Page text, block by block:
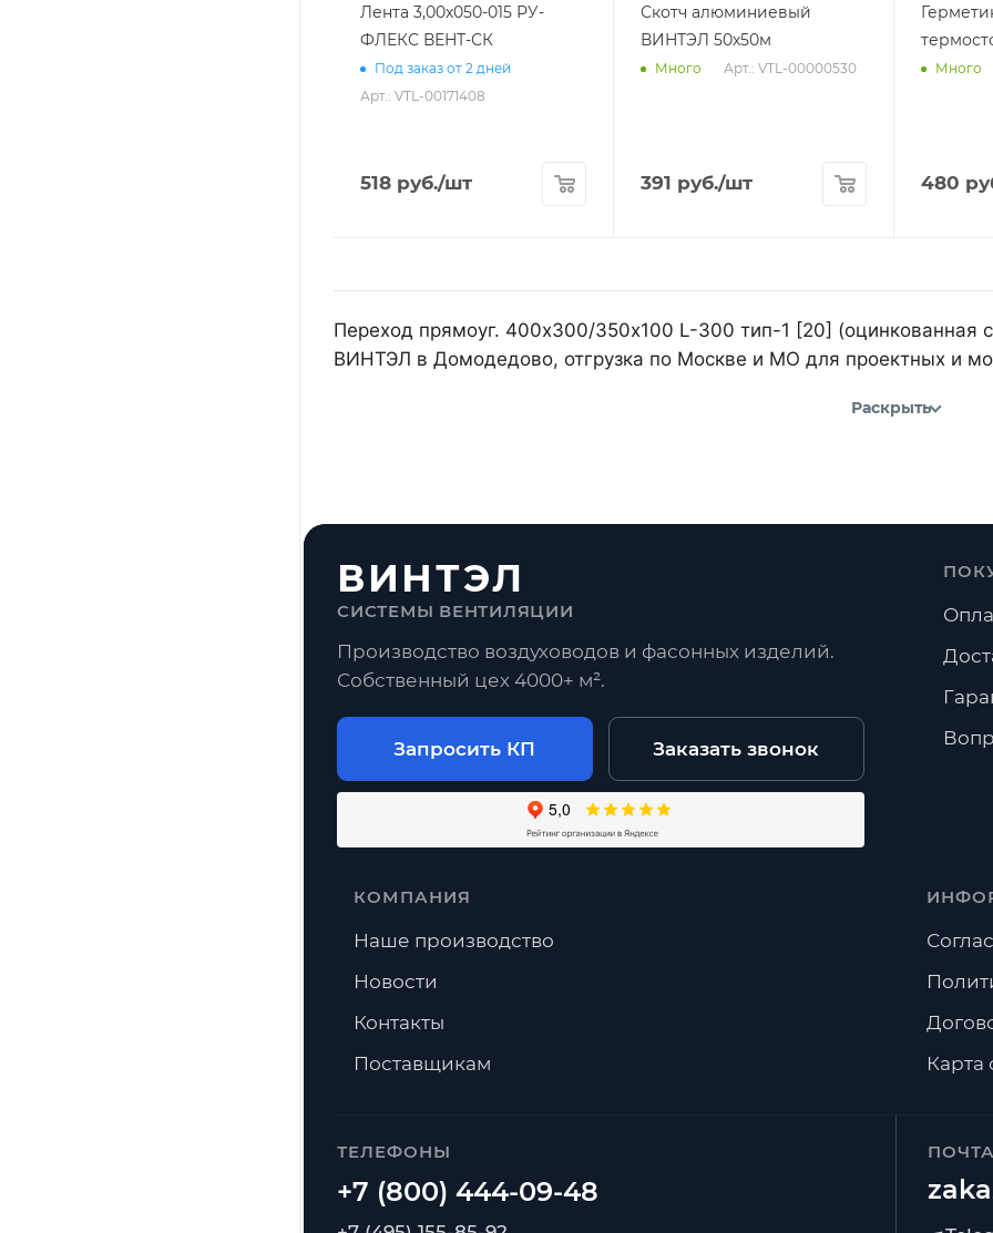
Лента 3,00х050-015 РУ-
ФЛЕКС ВЕНТ-СК
Под заказ от 2 дней
Арт.: VTL-00171408
518 руб./шт
Скотч алюминиевый
ВИНТЭЛ 50х50м
Много Арт.: VTL-00000530
391 руб./шт
Много
480
Переход прямоуг. 400х300/350х100 L-300 тип-1 [20] (оцинкованная
ВИНТЭЛ в Домодедово, отгрузка по Москве и МО для проектных и
Раскрыть
ВИНТЭЛ
СИСТЕМЫ ВЕНТИЛЯЦИИ
Производство воздуховодов и фасонных изделий.
Собственный цех 4000+ м².
Запросить КП Заказать звонок
ТЕЛЕФОНЫ
КОМПАНИЯ
Наше производство
Новости
Контакты
Поставщикам
Карта